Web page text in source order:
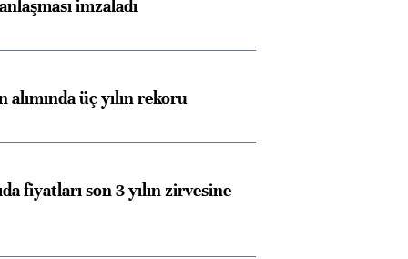
imzaladı
alımında üç yılın rekoru
fiyatları son 3 yılın zirvesine